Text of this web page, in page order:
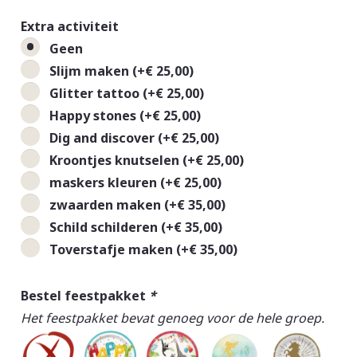
Extra activiteit
Geen
Slijm maken (+€ 25,00)
Glitter tattoo (+€ 25,00)
Happy stones (+€ 25,00)
Dig and discover (+€ 25,00)
Kroontjes knutselen (+€ 25,00)
maskers kleuren (+€ 25,00)
zwaarden maken (+€35,00)
Schild schilderen (+€35,00)
Toverstafje maken (+€35,00)
Bestel feestpakket *
Het feestpakket bevat genoeg voor de hele groep.